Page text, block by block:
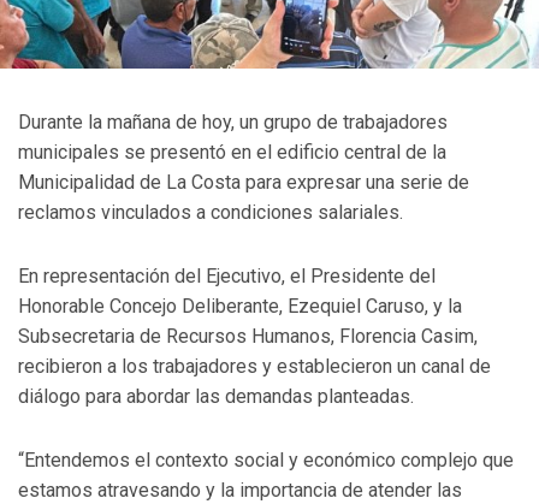
Durante la mañana de hoy, un grupo de trabajadores
municipales se presentó en el edificio central de la
Municipalidad de La Costa para expresar una serie de
reclamos vinculados a condiciones salariales.
En representación del Ejecutivo, el Presidente del
Honorable Concejo Deliberante, Ezequiel Caruso, y la
Subsecretaria de Recursos Humanos, Florencia Casim,
recibieron a los trabajadores y establecieron un canal de
diálogo para abordar las demandas planteadas.
“Entendemos el contexto social y económico complejo que
estamos atravesando y la importancia de atender las